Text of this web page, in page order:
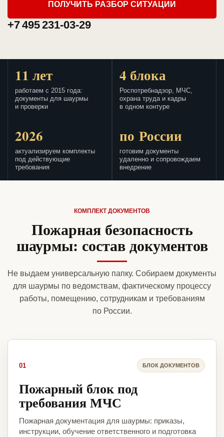
ПОЛУЧИТЬ РАЗБОР СИТУАЦИИ
+7 495 231-03-29
11 лет
работаем с 2015 года:
документы для шаурмы
и проверки
4 блока
Роспотребнадзор, МЧС,
охрана труда и кадры
в одном контуре
2026
актуализируем комплекты
под действующие
требования
по России
готовим документы
удаленно и сопровождаем
внедрение
КОМПЛЕКТ ДОКУМЕНТОВ
Пожарная безопасность
шаурмы: состав документов
Не выдаем универсальную папку. Собираем документы
для шаурмы по ведомствам, фактическому процессу
работы, помещению, сотрудникам и требованиям
по России.
01 БЛОК ДОКУМЕНТОВ
Пожарный блок под
требования МЧС
Пожарная документация для шаурмы: приказы,
инструкции, обучение ответственного и подготовка